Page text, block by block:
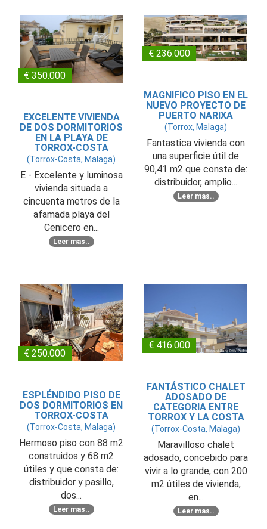
€ 350.000
EXCELENTE VIVIENDA
DE DOS DORMITORIOS
EN LA PLAYA DE
TORROX-COSTA
(Torrox-Costa, Malaga)
E - Excelente y luminosa
vivienda situada a
cincuenta metros de la
afamada playa del
Cenicero en...
Leer mas..
€ 236.000
MAGNIFICO PISO EN EL
NUEVO PROYECTO DE
PUERTO NARIXA
(Torrox, Malaga)
Fantastica vivienda con
una superficie útil de
90,41 m2 que consta de:
distribuidor, amplio...
Leer mas..
€ 250.000
ESPLÉNDIDO PISO DE
DOS DORMITORIOS EN
TORROX-COSTA
(Torrox-Costa, Malaga)
Hermoso piso con 88 m2
construidos y 68 m2
útiles y que consta de:
distribuidor y pasillo,
dos...
Leer mas..
€ 416.000
FANTÁSTICO CHALET
ADOSADO DE
CATEGORIA ENTRE
TORROX Y LA COSTA
(Torrox-Costa, Malaga)
Maravilloso chalet
adosado, concebido para
vivir a lo grande, con 200
m2 útiles de vivienda,
en...
Leer mas..